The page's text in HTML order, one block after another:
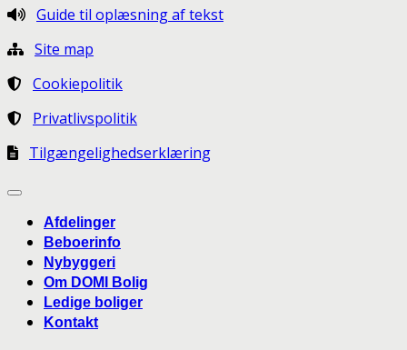
Guide til oplæsning af tekst
Site map
Cookiepolitik
Privatlivspolitik
Tilgængelighedserklæring
Afdelinger
Beboerinfo
Nybyggeri
Om DOMI Bolig
Ledige boliger
Kontakt